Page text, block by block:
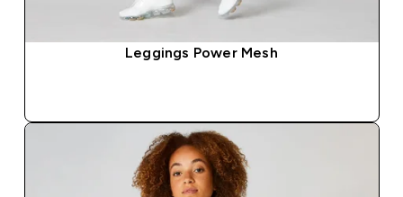
Leggings Power Mesh